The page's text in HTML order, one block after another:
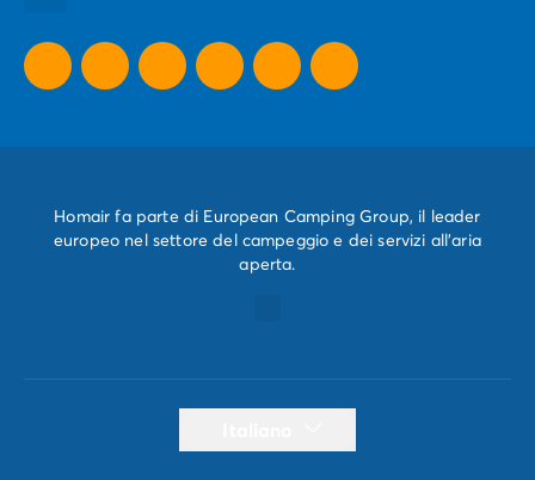
Homair fa parte di European Camping Group, il leader
europeo nel settore del campeggio e dei servizi all'aria
aperta.